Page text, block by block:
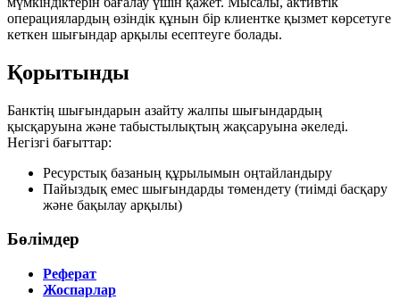
операциялардың өзіндік құнын бір клиентке қызмет көрсетуге
кеткен шығындар арқылы есептеуге болады.
Қорытынды
Банктің шығындарын азайту жалпы шығындардың
қысқаруына және табыстылықтың жақсаруына әкеледі.
Негізгі бағыттар:
Ресурстық базаның құрылымын оңтайландыру
Пайыздық емес шығындарды төмендету (тиімді басқару
және бақылау арқылы)
Бөлімдер
Реферат
Жоспарлар